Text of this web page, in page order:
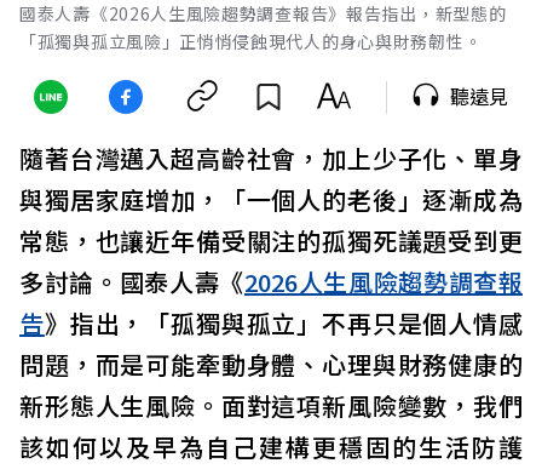
國泰人壽《2026人生風險趨勢調查報告》報告指出，新型態的
「孤獨與孤立風險」正悄悄侵蝕現代人的身心與財務韌性。
聽遠見
隨著台灣邁入超高齡社會，加上少子化、單身
與獨居家庭增加，「一個人的老後」逐漸成為
常態，也讓近年備受關注的孤獨死議題受到更
多討論。國泰人壽《2026人生風險趨勢調查報
告》指出，「孤獨與孤立」不再只是個人情感
問題，而是可能牽動身體、心理與財務健康的
新形態人生風險。面對這項新風險變數，我們
該如何以及早為自己建構更穩固的生活防護